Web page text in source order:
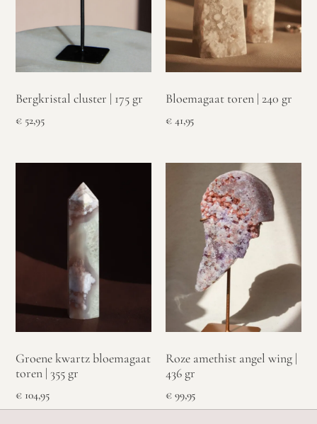
Bergkristal cluster | 175 gr
€ 52,95
Bloemagaat toren | 240 gr
€41,95
Groene kwartz bloemagaat
toren | 355 gr
€ 104,95
Roze amethist angel wing |
436 gr
€99,95